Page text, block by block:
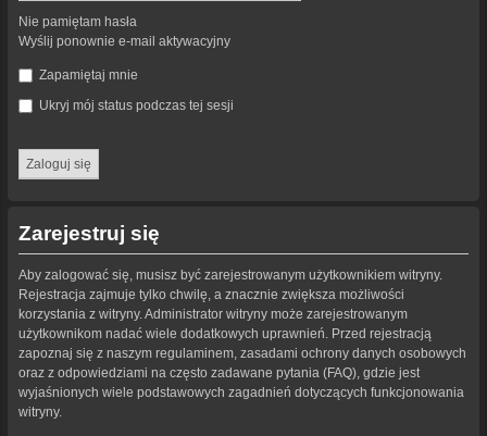
Nie pamiętam hasła
Wyślij ponownie e-mail aktywacyjny
Zapamiętaj mnie
Ukryj mój status podczas tej sesji
Zarejestruj się
Aby zalogować się, musisz być zarejestrowanym użytkownikiem witryny.
Rejestracja zajmuje tylko chwilę, a znacznie zwiększa możliwości
korzystania z witryny. Administrator witryny może zarejestrowanym
użytkownikom nadać wiele dodatkowych uprawnień. Przed rejestracją
zapoznaj się z naszym regulaminem, zasadami ochrony danych osobowych
oraz z odpowiedziami na często zadawane pytania (FAQ), gdzie jest
wyjaśnionych wiele podstawowych zagadnień dotyczących funkcjonowania
witryny.